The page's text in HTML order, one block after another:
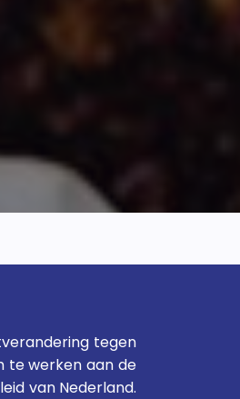
tegen
te werken aan de
van Nederland.